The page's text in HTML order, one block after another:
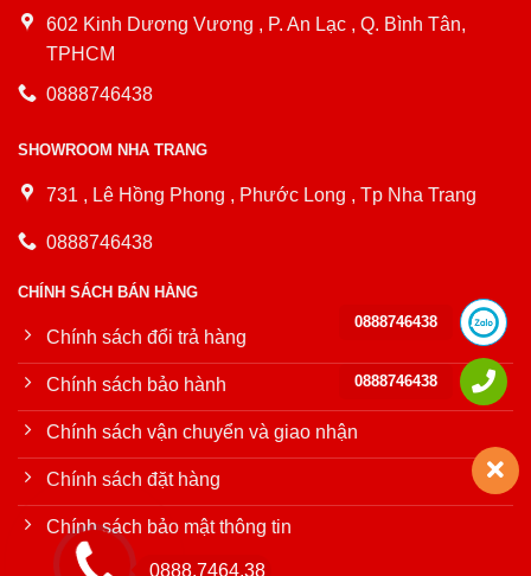
602 Kinh Dương Vương , P. An Lạc , Q. Bình Tân,
TPHCM
0888746438
SHOWROOM NHA TRANG
731 , Lê Hồng Phong , Phước Long , Tp Nha Trang
0888746438
CHÍNH SÁCH BÁN HÀNG
Chính sách đổi trả hàng
Chính sách bảo hành
Chính sách vận chuyển và giao nhận
Chính sách đặt hàng
Chính sách bảo mật thông tin
0888.7464.38
0888746438
0888746438